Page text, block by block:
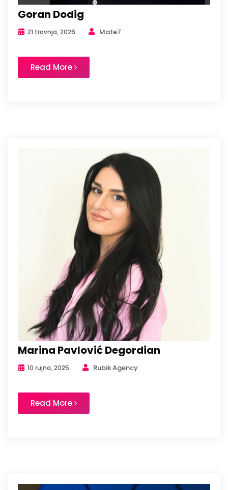
Goran Dodig
21 travnja, 2026 Mate7
Read More
Marina Pavlović Degordian
10 rujna, 2025 Rubik Agency
Read More